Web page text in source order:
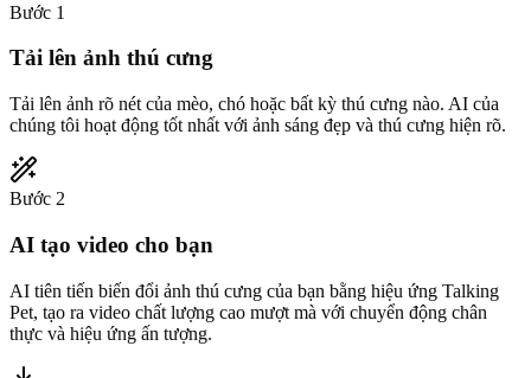
Bước 1
Tải lên ảnh thú cưng
Tải lên ảnh rõ nét của mèo, chó hoặc bất kỳ thú cưng nào. AI của
chúng tôi hoạt động tốt nhất với ảnh sáng đẹp và thú cưng hiện rõ.
Bước 2
AI tạo video cho bạn
AI tiên tiến biến đổi ảnh thú cưng của bạn bằng hiệu ứng Talking
Pet, tạo ra video chất lượng cao mượt mà với chuyển động chân
thực và hiệu ứng ấn tượng.